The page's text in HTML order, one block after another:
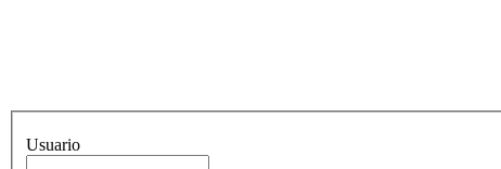
Usuario